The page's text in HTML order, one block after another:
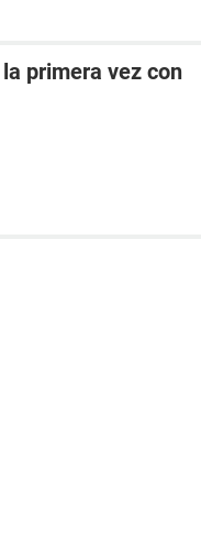
primera vez con